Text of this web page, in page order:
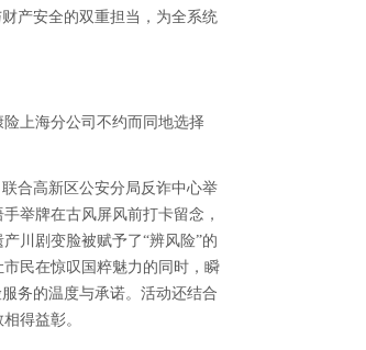
产安全的双重担当，为全系统
上海分公司不约而同地选择
合高新区公安分局反诈中心举
举牌在古风屏风前打卡留念，
川剧变脸被赋予了“辨风险”的
民在惊叹国粹魅力的同时，瞬
务的温度与承诺。活动还结合
得益彰。